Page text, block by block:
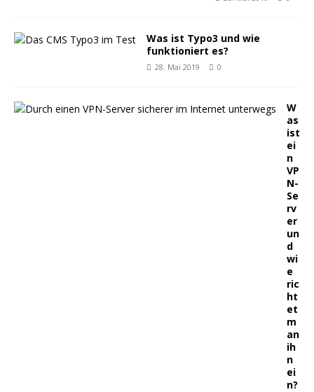
Was ist Typo3 und wie
funktioniert es?
28. Mai 2019 0
W
as
ist
ei
n
VP
N-
Se
rv
er
un
d
wi
e
ric
ht
et
m
an
ih
n
ei
n?